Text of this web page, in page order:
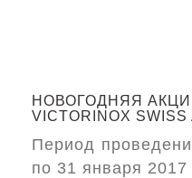
НОВОГОДНЯЯ
VICTORINOX SWISS
Период
по 31 января 2017